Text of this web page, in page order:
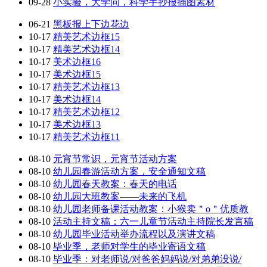
06-21 黑板报上下边花边
10-17 精美艺术边框15
10-17 精美艺术边框14
10-17 美术边框16
10-17 美术边框15
10-17 精美艺术边框13
10-17 美术边框14
10-17 精美艺术边框12
10-17 美术边框13
10-17 精美艺术边框11
08-10 元宵节常识，元宵节活动方案
08-10 幼儿园春游活动方案，安全通知文稿
08-10 幼儿园春天教案：春天的电话
08-10 幼儿园大班教案——未来的飞机
08-10 幼儿园老师备课活动教案：小猴卖＂o＂优质教
08-10 活动主持文稿：六一儿童节活动主持院长发言稿
08-10 幼儿园毕业活动举办流程以及演讲文稿
08-10 毕业季，老师对学生的毕业寄语文稿
08-10 毕业季：对老师说/对爸爸妈妈说/对弟弟没说/